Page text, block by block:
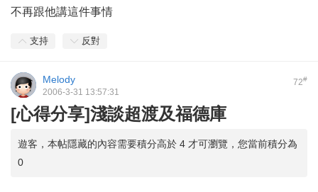
不再跟他講這件事情
支持 反對
72#
Melody
2006-3-31 13:57:31
[心得分享]淺談超渡及福德庫
遊客，本帖隱藏的內容需要積分高於 4 才可瀏覽，您當前積分為
0